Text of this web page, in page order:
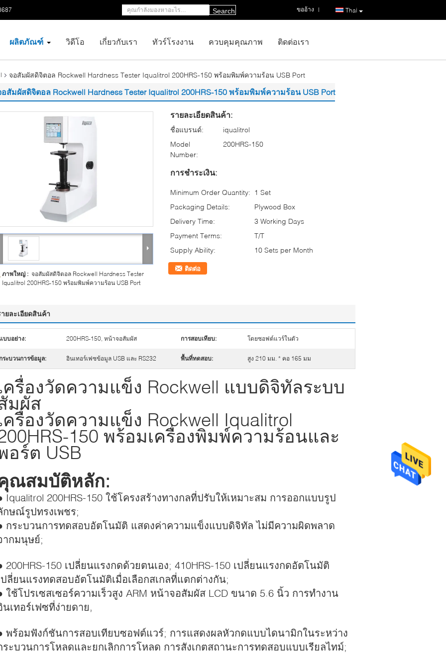
Thai
ขออ้าง |
Search
ผลิตภัณฑ์ วิดีโอ เกี่ยวกับเรา ทัวร์โรงงาน ควบคุมคุณภาพ ติดต่อเรา
จอสัมผัสดิจิตอล Rockwell Hardness Tester Iqualitrol 200HRS-150 พร้อมพิมพ์ความร้อน USB Port
อสัมผัสดิจิตอล Rockwell Hardness Tester Iqualitrol 200HRS-150 พร้อมพิมพ์ความร้อน USB Port
ภาพใหญ่ : จอสัมผัสดิจิตอล Rockwell Hardness Tester
Iqualitrol 200HRS-150 พร้อมพิมพ์ความร้อน USB Port
รายละเอียดสินค้า:
ชื่อแบรนด์:
iqualitrol
Model
Number:
200HRS-150
การชำระเงิน:
Minimum Order Quantity: 1 Set
Packaging Details:
Plywood Box
Delivery Time:
3 Working Days
Payment Terms:
T/T
Supply Ability:
10 Sets per Month
ติดต่อ
ยละเอียดสินค้า
บบอย่าง: 200HRS-150, หน้าจอสัมผัส การสอบเทียบ: โดยซอฟต์แวร์ในตัว
ระบวนการข้อมูล: อินเทอร์เฟซข้อมูล USB และ RS232 พื้นที่ทดสอบ: สูง 210 มม. * คอ 165 มม
ครื่องวัดความแข็ง Rockwell แบบดิจิทัลระบบ
มผัส
ครื่องวัดความแข็ง Rockwell Iqualitrol
150 พร้อมเครื่องพิมพ์ความร้อนและ
อร์ต USB
ณสมบัติหลัก:
Iqualitrol 200HRS-150 ใช้โครงสร้างทางกลที่ปรับให้เหมาะสม การออกแบบรูป
กษณ์รูปทรงเพชร;
กระบวนการทดสอบอัตโนมัติ แสดงค่าความแข็งแบบดิจิทัล ไม่มีความผิดพลาด
ากมนุษย์;
200HRS-150 เปลี่ยนแรงกดด้วยตนเอง; 410HRS-150 เปลี่ยนแรงกดอัตโนมัติ
ปลี่ยนแรงทดสอบอัตโนมัติเมื่อเลือกสเกลที่แตกต่างกัน;
ใช้โปรเซสเซอร์ความเร็วสูง ARM หน้าจอสัมผัส LCD ขนาด 5.6 นิ้ว การทำงาน
นเทอร์เฟซที่ง่ายดาย,
พร้อมฟังก์ชันการสอบเทียบซอฟต์แวร์; การแสดงผลหัวกดแบบไดนามิกในระหว่าง
ระบวนการโหลดและยกเลิกการโหลด การสังเกตสถานะการทดสอบแบบเรียลไทม์;